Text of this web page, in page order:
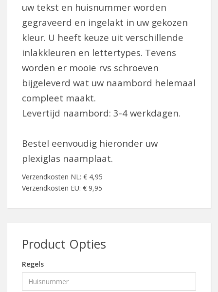
uw tekst en huisnummer worden
gegraveerd en ingelakt in uw gekozen
kleur. U heeft keuze uit verschillende
inlakkleuren en lettertypes. Tevens
worden er mooie rvs schroeven
bijgeleverd wat uw naambord helemaal
compleet maakt.
Levertijd naambord: 3-4 werkdagen.
Bestel eenvoudig hieronder uw
plexiglas naamplaat.
Verzendkosten NL: € 4,95
Verzendkosten EU: € 9,95
Product Opties
Regels